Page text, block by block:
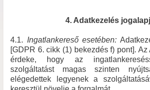
4. Adatkezelés
4.1. Ingatlankereső esetében:
[GDPR 6. cikk (1) bekezdés f) pont].
érdeke, hogy az
szolgáltatást magas szinten
elégedettek legyenek a